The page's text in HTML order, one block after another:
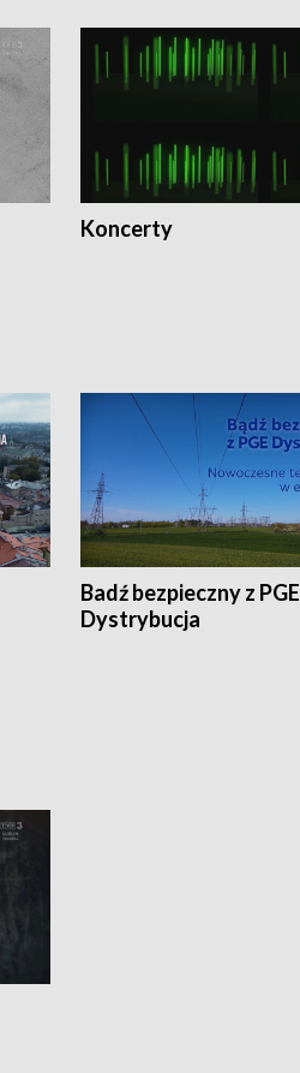
Koncerty
Badź bezpieczny z PGE
Dystrybucja